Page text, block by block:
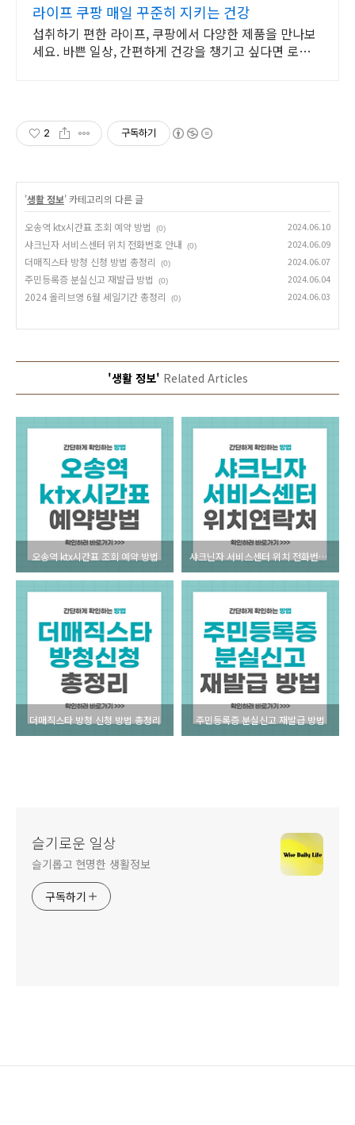
라이프 쿠팡 매일 꾸준히 지키는 건강
섭취하기 편한 라이프, 쿠팡에서 다양한 제품을 만나보
세요. 바쁜 일상, 간편하게 건강을 챙기고 싶다면 로켓배
2 구독하기
'생활 정보' 카테고리의 다른 글
오송역 ktx시간표 조회 예약 방법 (0) 2024.06.10
샤크닌자 서비스센터 위치 전화번호 안내 (0) 2024.06.09
더매직스타 방청 신청 방법 총정리 (0) 2024.06.07
주민등록증 분실신고 재발급 방법 (0) 2024.06.04
2024 올리브영 6월 세일기간 총정리 (0) 2024.06.03
'생활 정보' Related Articles
오송역 ktx시간표 조회 예약 방법 샤크닌자 서비스센터 위치 전화번호 안내
더매직스타 방청 신청 방법 총정리 주민등록증 분실신고 재발급 방법
슬기로운 일상
슬기롭고 현명한 생활정보
구독하기